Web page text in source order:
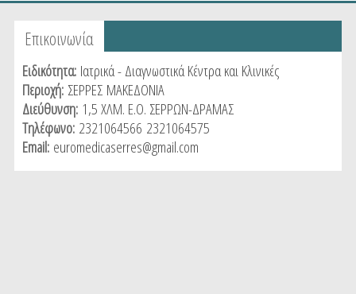
Tabs group καταχώρησης
Επικοινωνία
tab)
Ειδικότητα: Ιατρικά - Διαγνωστικά Κέντρα και Κλινικές
Περιοχή: ΣΕΡΡΕΣ ΜΑΚΕΔΟΝΙΑ
Διεύθυνση: 1,5 ΧΛΜ. Ε.Ο. ΣΕΡΡΩΝ-ΔΡΑΜΑΣ
Τηλέφωνο: 2321064566 2321064575
Email: euromedicaserres@gmail.com